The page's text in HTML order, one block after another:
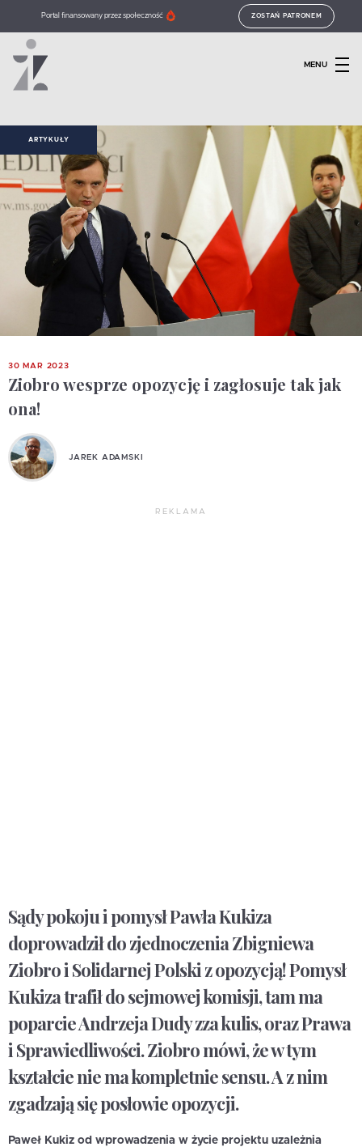
Portal finansowany przez społeczność ZOSTAŃ PATRONEM
MENU
ARTYKUŁY
30 MAR 2023
Ziobro wesprze opozycję i zagłosuje tak jak
ona!
JAREK ADAMSKI
REKLAMA
Sądy pokoju i pomysł Pawła Kukiza
doprowadził do zjednoczenia Zbigniewa
Ziobro i Solidarnej Polski z opozycją! Pomysł
Kukiza trafił do sejmowej komisji, tam ma
poparcie Andrzeja Dudy zza kulis, oraz Prawa
i Sprawiedliwości. Ziobro mówi, że w tym
kształcie nie ma kompletnie sensu. A z nim
zgadzają się posłowie opozycji.
Paweł Kukiz od wprowadzenia w życie projektu uzależnia